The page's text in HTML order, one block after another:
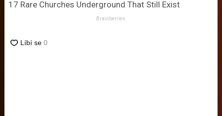
17 Rare Churches Underground That Still Exist
Brainberries